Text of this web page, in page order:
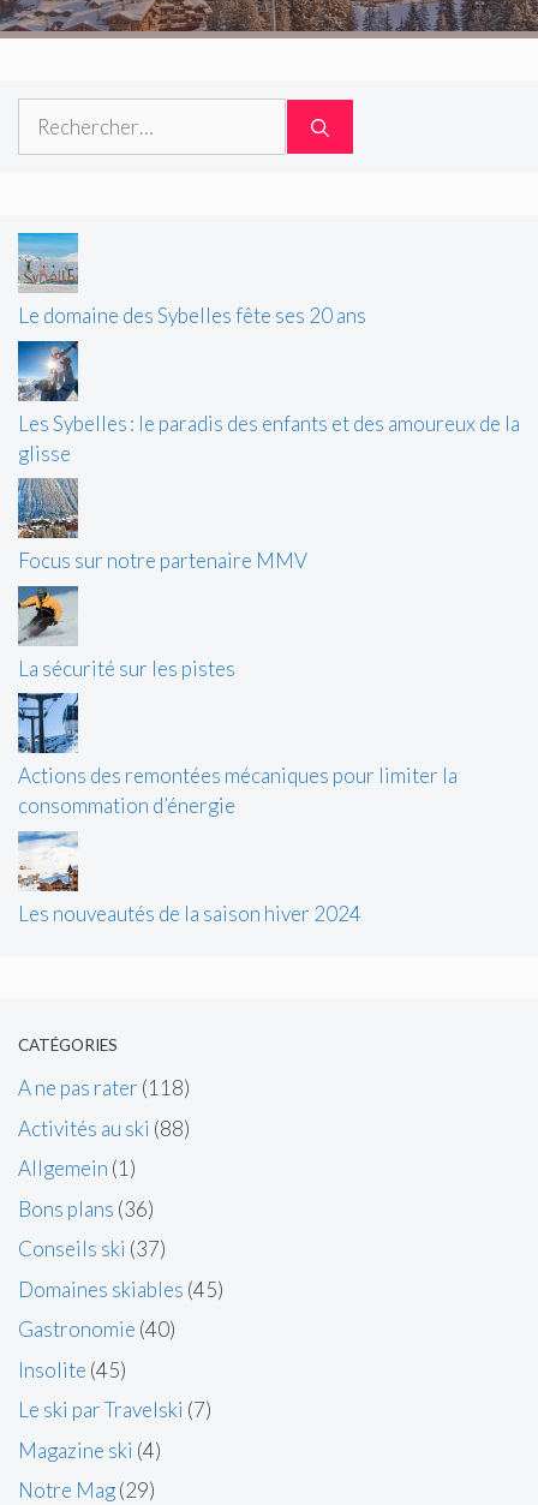
Le domaine des Sybelles fête ses 20 ans
Les Sybelles : le paradis des enfants et des amoureux de la
glisse
Focus sur notre partenaire MMV
La sécurité sur les pistes
Actions des remontées mécaniques pour limiter la
consommation d’énergie
Les nouveautés de la saison hiver 2024
CATÉGORIES
A ne pas rater (118)
Activités au ski (88)
Allgemein (1)
Bons plans (36)
Conseils ski (37)
Domaines skiables (45)
Gastronomie (40)
Insolite (45)
Le ski par Travelski (7)
Magazine ski (4)
Notre Mag(29)